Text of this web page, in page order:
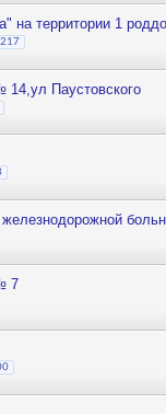
на территории 1
217
14,ул Паустовского
7